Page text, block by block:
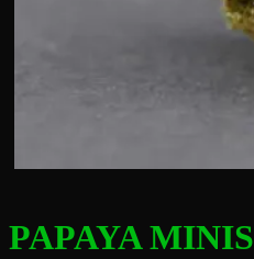
PAPAYA MINIS